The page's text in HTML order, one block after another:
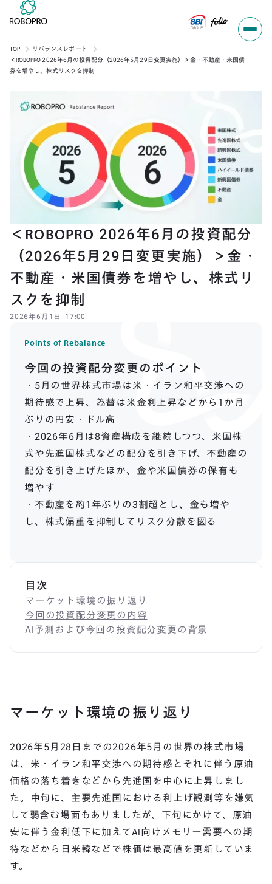
TOP
リバランスレポート
＜ROBOPRO 2026年6月の投資配分（2026年5月29日変更実施）＞金・不動産・米国債
券を増やし、株式リスクを抑制
＜ROBOPRO 2026年6月の投資配分
（2026年5月29日変更実施）＞金・
不動産・米国債券を増やし、株式リ
スクを抑制
2026 年6 月 1 日 17:00
Points of Rebalance
今回の投資配分変更のポイント
・5月の世界株式市場は米・イラン和平交渉への
期待感で上昇、為替は米金利上昇などから1か月
ぶりの円安・ドル高
・2026年6月は8資産構成を継続しつつ、米国株
式や先進国株式などの配分を引き下げ、不動産の
配分を引き上げたほか、金や米国債券の保有も
増やす
・不動産を約1年ぶりの3割超とし、金も増や
し、株式偏重を抑制してリスク分散を図る
目次
マーケット環境の振り返り
今回の投資配分変更の内容
AI予測および今回の投資配分変更の背景
マーケット環境の振り返り
2026年5月28日までの2026年5月の世界の株式市場
は、米・イラン和平交渉への期待感とそれに伴う原油
価格の落ち着きなどから先進国を中心に上昇しまし
た。中旬に、主要先進国における利上げ観測等を嫌気
して弱含む場面もありましたが、下旬にかけて、原油
安に伴う金利低下に加えてAI向けメモリー需要への期
待などから日米韓などで株価は最高値を更新していま
す。